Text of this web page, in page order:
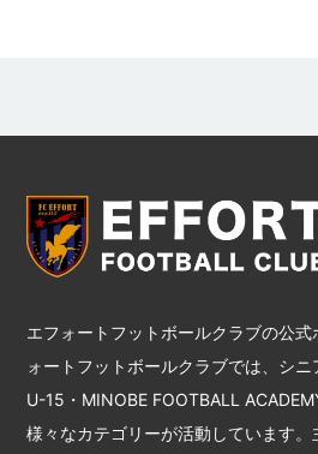
エフォートフットボールクラブの公
ォートフットボールクラブでは、シニ
U-15・MINOBE FOOTBALL
様々なカテゴリーが活動しています。